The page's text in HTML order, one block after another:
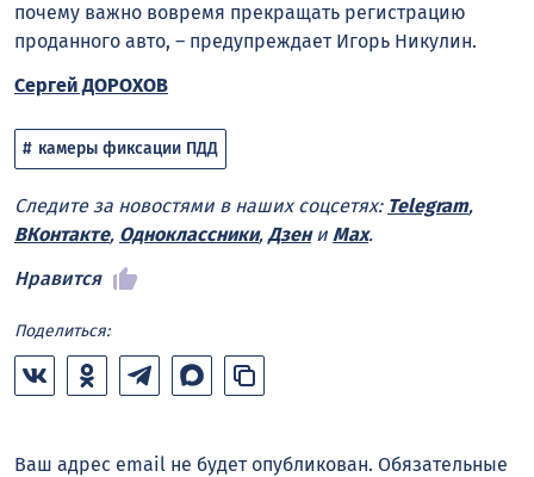
почему важно вовремя прекращать регистрацию
проданного авто, – предупреждает Игорь Никулин.
Сергей ДОРОХОВ
камеры фиксации ПДД
Следите за новостями в наших соцсетях: Telegram,
ВКонтакте, Одноклассники, Дзени Max.
Нравится
Поделиться:
Ваш адрес email не будет опубликован. Обязательные